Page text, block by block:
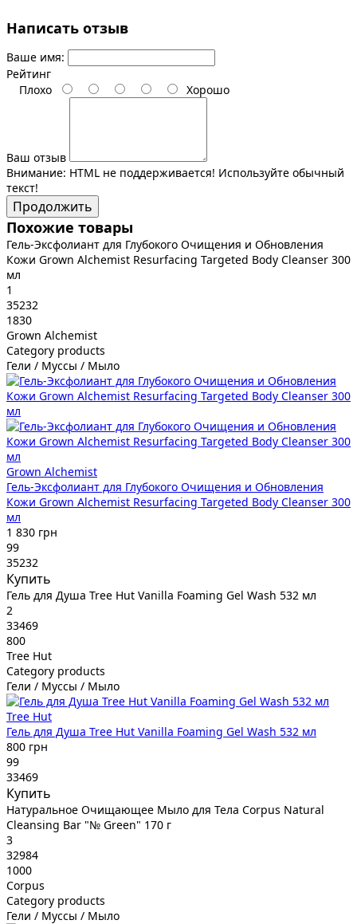
Написать отзыв
Ваше имя:
Рейтинг
Плохо
Хорошо
Ваш отзыв
Внимание: HTML не поддерживается! Используйте обычный
текст!
Продолжить
Похожие товары
Гель-Эксфолиант для Глубокого Очищения и Обновления
Кожи Grown Alchemist Resurfacing Targeted Body Cleanser 300
мл
1
35232
1830
Grown Alchemist
Category products
Гели / Муссы / Мыло
Grown Alchemist
Гель-Эксфолиант для Глубокого Очищения и Обновления
Кожи Grown Alchemist Resurfacing Targeted Body Cleanser 300
мл
1 830 грн
99
35232
Купить
Гель для Душа Tree Hut Vanilla Foaming Gel Wash 532 мл
2
33469
800
Tree Hut
Category products
Гели / Муссы / Мыло
Tree Hut
Гель для Душа Tree Hut Vanilla Foaming Gel Wash 532 мл
800 грн
99
33469
Купить
Натуральное Очищающее Мыло для Тела Corpus Natural
Cleansing Bar "№ Green" 170 г
3
32984
1000
Corpus
Category products
Гели / Муссы / Мыло